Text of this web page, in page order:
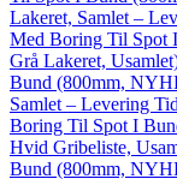
Lakeret, Samlet –
Med Boring Til Spot
Grå Lakeret,
Bund (800mm,
Samlet – Levering
Boring Til Spot I
Hvid Gribeliste,
Bund (800mm,